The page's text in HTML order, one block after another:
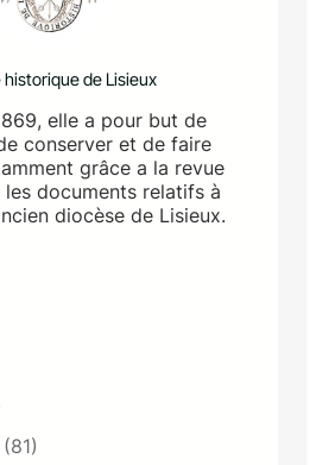
historique de Lisieux
elle a pour but de
conserver et de faire
grâce a la revue
les documents relatifs à
diocèse de Lisieux.
(81)